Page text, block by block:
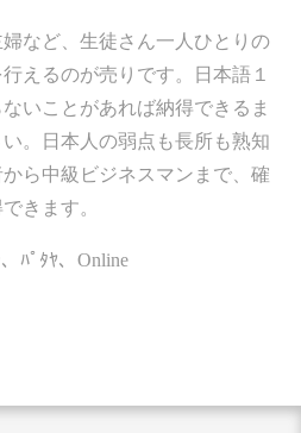
など、生徒さん一人ひとりの
えるのが売りです。日本語１
いことがあれば納得できるま
。日本人の弱点も長所も熟知
ら中級ビジネスマンまで、確
きます。
ﾊﾟﾀﾔ、Online